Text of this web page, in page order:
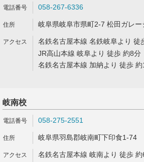
058-267-6336
岐阜県岐阜市県町2-7 松田ガレ
名鉄名古屋本線 名鉄岐阜より 徒
JR高山本線 岐阜より 徒歩 約8分
名鉄名古屋本線 加納より 徒歩
岐南校
058-275-2551
岐阜県羽島郡岐南町下印食1-74
名鉄名古屋本線 岐南より 徒歩 約